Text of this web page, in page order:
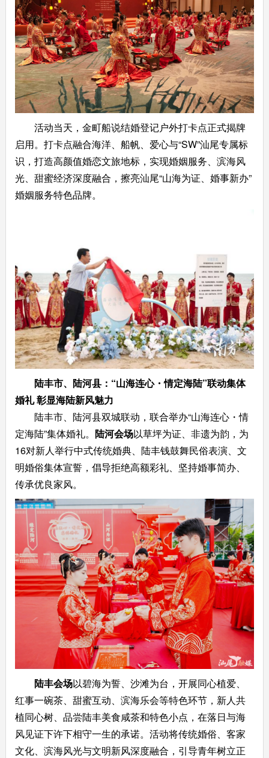
活动当天，金町船说结婚登记户外打卡点正式揭牌
启用。打卡点融合海洋、船帆、爱心与“SW”汕尾专属标
识，打造高颜值婚恋文旅地标，实现婚姻服务、滨海风
光、甜蜜经济深度融合，擦亮汕尾“山海为证、婚事新办”
婚姻服务特色品牌。
陆丰市、陆河县：“山海连心・情定海陆”联动集体
婚礼彰显海陆新风魅力
陆丰市、陆河县双城联动，联合举办“山海连心・情
定海陆”集体婚礼。 陆河会场以草坪为证、非遗为韵，为
16对新人举行中式传统婚典、陆丰钱鼓舞民俗表演、文
明婚俗集体宣誓，倡导拒绝高额彩礼、坚持婚事简办、
传承优良家风。
陆丰会场以碧海为誓、沙滩为台，开展同心植爱、
红事一碗茶、甜蜜互动、滨海乐会等特色环节，新人共
植同心树、品尝陆丰美食咸茶和特色小点，在落日与海
风见证下许下相守一生的承诺。活动将传统婚俗、客家
文化、滨海风光与文明新风深度融合，引导青年树立正